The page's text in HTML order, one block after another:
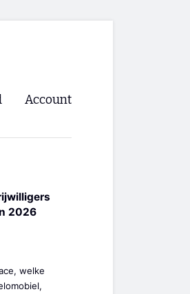
Account
2026
welke